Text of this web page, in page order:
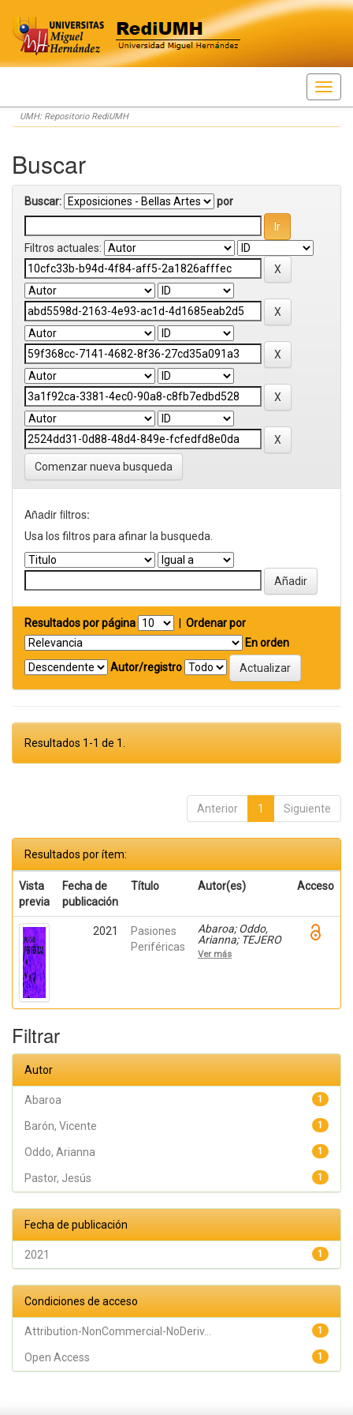
Skip
navigation
UMH: Repositorio RediUMH
Buscar
Buscar: por
Filtros actuales:
Comenzar nueva busqueda
Añadir filtros:
Usa los filtros para afinar la busqueda.
Resultados por página
Ordenar por
En orden
Autor/registro
Resultados 1-1 de 1.
Anterior 1 Siguiente
Resultados por ítem:
Vista
previa
Fecha de
publicación
Título Autor(es) Acceso
2021
Pasiones
Periféricas
Abaroa; Oddo,
Arianna; TEJERO
OLIVARES,
DANIEL PABLO;
Sergio; Cháfer,
Ver más
Filtrar
Autor
1
Abaroa
1
Barón, Vicente
1
Oddo, Arianna
1
Pastor, Jesús
Fecha de publicación
1
2021
Condiciones de acceso
1
Attribution-NonCommercial-NoDeriv...
1
Open Access